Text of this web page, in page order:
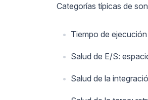
Categorías típicas de
Tiempo de
Salud de E/S:
Salud de la